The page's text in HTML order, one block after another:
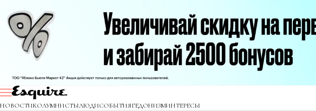
НОВОСТИКОЛУМНИСТЫЛЮДИСОБЫТИЯГЕДОНИЗМИНТЕРЕСЫ